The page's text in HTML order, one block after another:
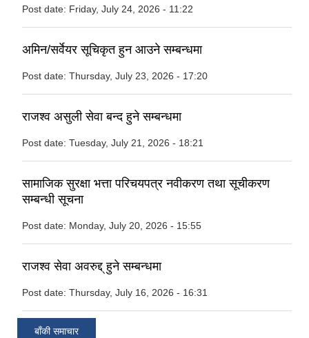
Post date: Friday, July 24, 2026 - 11:22
अमिन/सर्वेयर सूचिकृत हुन आउने सम्बन्धमा
Post date: Thursday, July 23, 2026 - 17:20
राजश्व असुली सेवा बन्द हुने सम्बन्धमा
Post date: Tuesday, July 21, 2026 - 18:21
सामाजिक सुरक्षा भत्ता परिचयपत्र नवीकरण तथा सूचीकरण
सम्बन्धी सूचना
Post date: Monday, July 20, 2026 - 15:55
राजश्व सेवा अवरुद्द् हुने सम्बन्धमा
Post date: Thursday, July 16, 2026 - 16:31
बाँकी समाचार